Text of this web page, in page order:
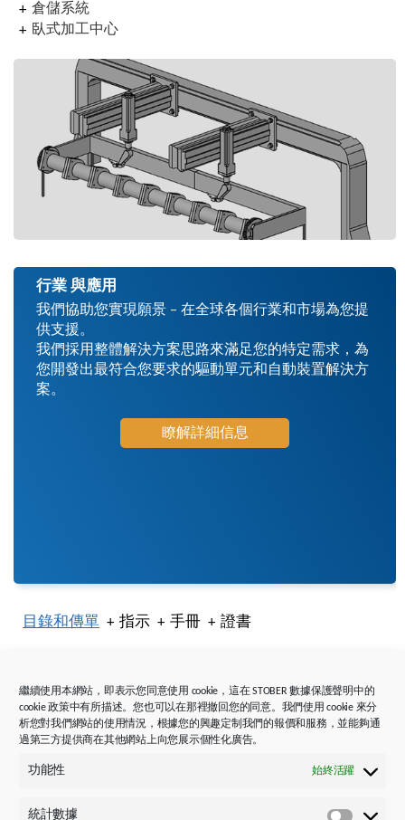
繼續使用本網站，即表示您同意使用 cookie，這在 STOBER 數據保護聲明中的
cookie 政策中有所描述。您也可以在那裡撤回您的同意。我們使用 cookie 來分
析您對我們網站的使用情況，根據您的興趣定制我們的報價和服務，並能夠通
過第三方提供商在其他網站上向您展示個性化廣告。
功能性 始終活躍
統計數據
倉儲系統
臥式加工中心
行業 與應用
我們協助您實現願景 – 在全球各個行業和市場為您提
供支援。
我們採用整體解決方案思路來滿足您的特定需求，為
您開發出最符合您要求的驅動單元和自動裝置解決方
案。
瞭解詳細信息
目錄和傳單 指示 手冊 證書
您要查找的文件不包括在內？小
貼士：選擇「所有語言」。